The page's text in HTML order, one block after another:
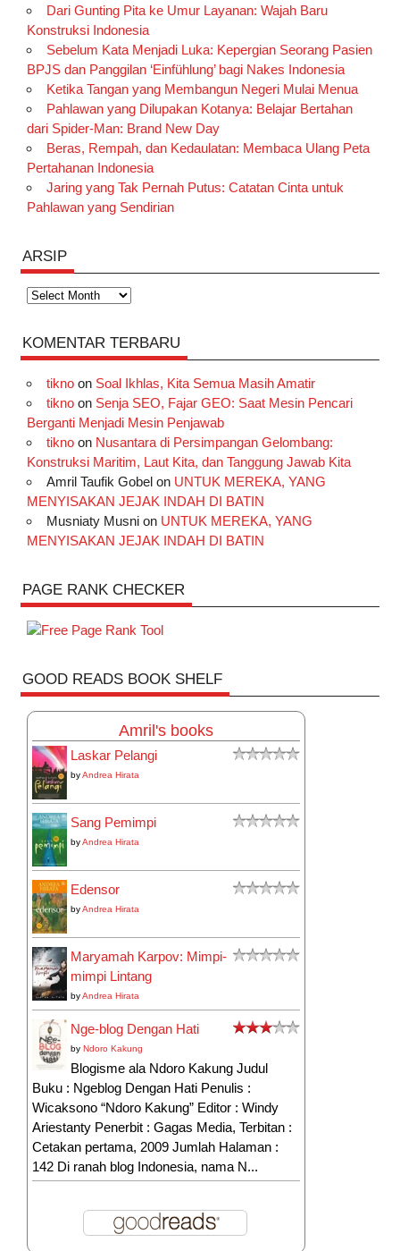
Dari Gunting Pita ke Umur Layanan: Wajah Baru
Konstruksi Indonesia
Sebelum Kata Menjadi Luka: Kepergian Seorang Pasien
BPJS dan Panggilan ‘Einfühlung’ bagi Nakes Indonesia
Ketika Tangan yang Membangun Negeri Mulai Menua
Pahlawan yang Dilupakan Kotanya: Belajar Bertahan
dari Spider-Man: Brand New Day
Beras, Rempah, dan Kedaulatan: Membaca Ulang Peta
Pertahanan Indonesia
Jaring yang Tak Pernah Putus: Catatan Cinta untuk
Pahlawan yang Sendirian
ARSIP
Arsip
KOMENTAR TERBARU
tiknoon Soal Ikhlas, Kita Semua Masih Amatir
tiknoon Senja SEO, Fajar GEO: Saat Mesin Pencari
Berganti Menjadi Mesin Penjawab
tiknoon Nusantara di Persimpangan Gelombang:
Konstruksi Maritim, Laut Kita, dan Tanggung Jawab Kita
Amril Taufik Gobelon UNTUK MEREKA, YANG
MENYISAKAN JEJAK INDAH DI BATIN
Musniaty Musnion UNTUK MEREKA, YANG
MENYISAKAN JEJAK INDAH DI BATIN
PAGE RANK CHECKER
GOOD READS BOOK SHELF
Amril's books
Laskar Pelangi
byAndrea Hirata
Sang Pemimpi
byAndrea Hirata
Edensor
byAndrea Hirata
Maryamah Karpov: Mimpi-
mimpi Lintang
byAndrea Hirata
Nge-blog Dengan Hati
byNdoro Kakung
Blogisme ala Ndoro Kakung Judul
Buku : Ngeblog Dengan Hati Penulis :
Wicaksono “Ndoro Kakung” Editor : Windy
Ariestanty Penerbit : Gagas Media, Terbitan :
Cetakan pertama, 2009 Jumlah Halaman :
142 Di ranah blog Indonesia, nama N...